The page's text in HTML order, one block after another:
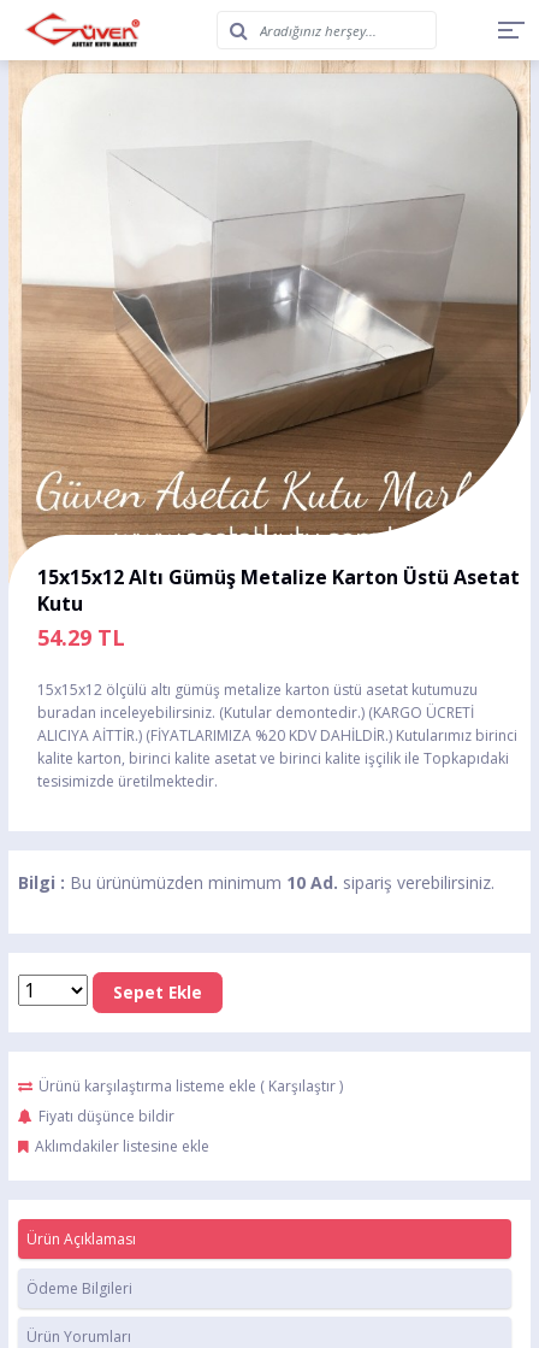
15x15x12 Altı Gümüş Metalize Karton Üstü Asetat
Kutu
54.29 TL
15x15x12 ölçülü altı gümüş metalize karton üstü asetat kutumuzu
buradan inceleyebilirsiniz. (Kutular demontedir.) (KARGO ÜCRETİ
ALICIYA AİTTİR.) (FİYATLARIMIZA %20 KDV DAHİLDİR.) Kutularımız birinci
kalite karton, birinci kalite asetat ve birinci kalite işçilik ile Topkapıdaki
tesisimizde üretilmektedir.
Bilgi : Bu ürünümüzden minimum 10 Ad. sipariş verebilirsiniz.
Sepet Ekle
Ürünü karşılaştırma listeme ekle ( Karşılaştır)
Fiyatı düşünce bildir
Aklımdakiler listesine ekle
Ürün Açıklaması
Ödeme Bilgileri
Ürün Yorumları